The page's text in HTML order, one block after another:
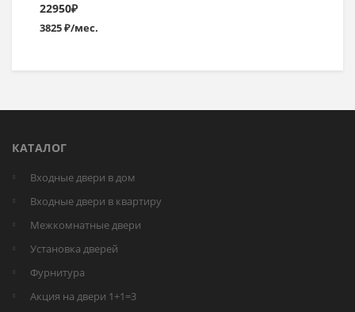
22950₽
3825 ₽/мес.
КАТАЛОГ
Входные двери в дом
Входные двери в квартиру
Межкомнатные двери
Установка дверей
Фурнитура
Акция на двери 1+1=3